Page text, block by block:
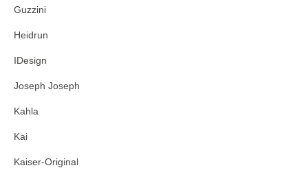
Guzzini
Heidrun
IDesign
Joseph Joseph
Kahla
Kai
Kaiser-Original